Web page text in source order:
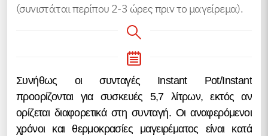
(συνιστάται περίπου 2-3 ώρες πριν το μαγείρεμα).
Συνήθως οι συνταγές Instant Pot/Instant
προορίζονται για συσκευές 5,7 λίτρων, εκτός αν
ορίζεται διαφορετικά στη συνταγή. Οι αναφερόμενοι
χρόνοι και θερμοκρασίες μαγειρέματος είναι κατά